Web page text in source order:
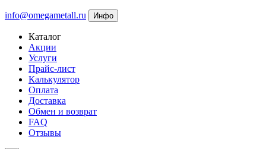
info@omegametall.ru Инфо
Каталог
Акции
Услуги
Прайс-лист
Калькулятор
Оплата
Доставка
Обмен и возврат
FAQ
Отзывы